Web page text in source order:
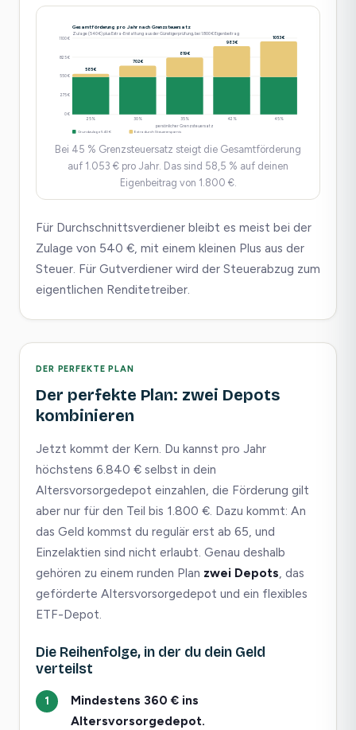
Gesamtförderung pro Jahr nach Grenzsteuersatz
Zulage (540 €) plus Extra-Erstattung aus der Günstigerprüfung, bei 1.800 € Eigenbeitrag
0 €
275 €
550 €
825 €
1100 €
585 €
25%
702 €
30%
819 €
35%
983 €
42%
1053 €
45%
persönlicher Grenzsteuersatz
Grundzulage 540 € Extra durch Steuerersparnis
Bei 45 % Grenzsteuersatz steigt die Gesamtförderung
auf 1.053 € pro Jahr. Das sind 58,5 % auf deinen
Eigenbeitrag von 1.800 €.
Für Durchschnittsverdiener bleibt es meist bei der
Zulage von 540 €, mit einem kleinen Plus aus der
Steuer. Für Gutverdiener wird der Steuerabzug zum
eigentlichen Renditetreiber.
DER PERFEKTE PLAN
Der perfekte Plan: zwei Depots
kombinieren
Jetzt kommt der Kern. Du kannst pro Jahr
höchstens 6.840 € selbst in dein
Altersvorsorgedepot einzahlen, die Förderung gilt
aber nur für den Teil bis 1.800 €. Dazu kommt: An
das Geld kommst du regulär erst ab 65, und
Einzelaktien sind nicht erlaubt. Genau deshalb
gehören zu einem runden Plan zwei Depots, das
geförderte Altersvorsorgedepot und ein flexibles
ETF-Depot.
Die Reihenfolge, in der du dein Geld
verteilst
Mindestens 360 € ins
Altersvorsorgedepot.